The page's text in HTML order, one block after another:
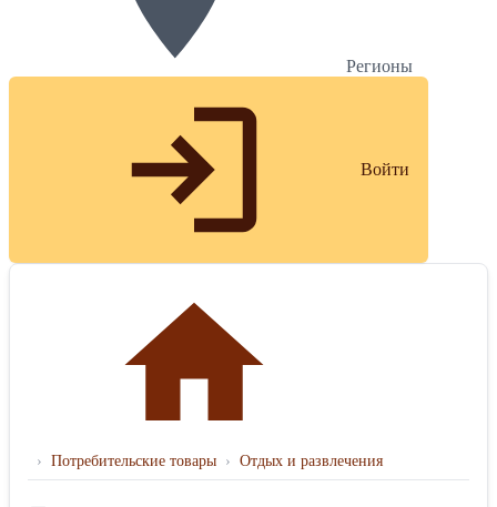
Регионы
Войти
› Потребительские товары › Отдых и развлечения